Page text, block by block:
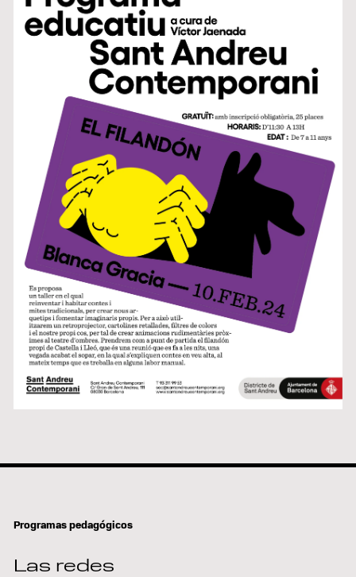
Programas pedagógicos
Las redes